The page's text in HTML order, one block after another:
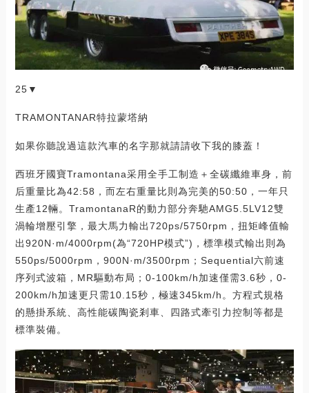
25▼
TRAMONTANAR特拉蒙塔納
如果你聽說過這款汽車的名字那就請請收下我的膝蓋！
西班牙國寶Tramontana采用全手工制造＋全碳纖維車身，前
后重量比為42:58，而左右重量比則為完美的50:50，一年只
生產12輛。TramontanaR的動力部分奔馳AMG5.5LV12雙
渦輪增壓引擎，最大馬力輸出720ps/5750rpm，扭矩峰值輸
出920N·m/4000rpm(為“720HP模式”)，標準模式輸出則為
550ps/5000rpm，900N·m/3500rpm；Sequential六前速
序列式波箱，MR驅動布局；0-100km/h加速僅需3.6秒，0-
200km/h加速更只需10.15秒，極速345km/h。方程式規格
的懸掛系統、高性能碳陶瓷剎車、四路式牽引力控制等都是
標準裝備。